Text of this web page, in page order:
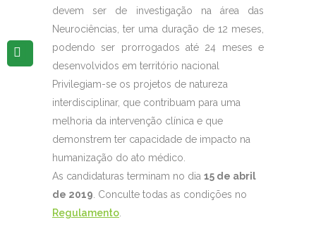
devem ser de investigação na área das
Neurociências, ter uma duração de 12 meses,
podendo ser prorrogados até 24 meses e
desenvolvidos em território nacional
Privilegiam-se os projetos de natureza
interdisciplinar, que contribuam para uma
melhoria da intervenção clínica e que
demonstrem ter capacidade de impacto na
humanização do ato médico.
As candidaturas terminam no dia 15 de abril
de 2019 . Conculte todas as condições no
Regulamento